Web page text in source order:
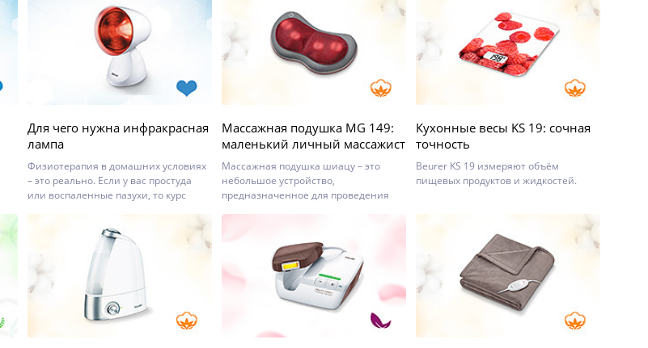
запястный тонометр от компании
Beurer как наиболее удобный
вариант самостоятельной
диагностики.
измерения артериального давления
и пульса.
Для чего нужна инфракрасная
лампа
Физиотерапия в домашних условиях
– это реально. Если у вас простуда
или воспаленные пазухи, то курс
хорошим дополнением к повышению
Массажная подушка MG 149:
маленький личный массажист
Массажная подушка шиацу – это
небольшое устройство,
предназначенное для проведения
Кухонные весы KS 19: сочная
точность
Beurer KS 19 измеряют объём
пищевых продуктов и жидкостей.